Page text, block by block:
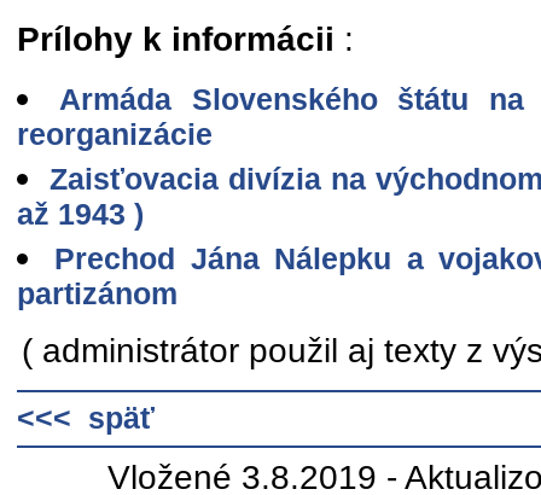
Prílohy k informácii :
Armáda Slovenského štátu
reorganizácie
Zaisťovacia divízia na
až 1943 )
Prechod Jána Nálepku a
partizánom
( administrátor použil aj texty z
<<< späť
Vložené 3.8.2019 -